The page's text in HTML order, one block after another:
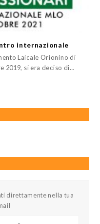
internazionale
Laicale Orionino di
2019, si era deciso di…
direttamente nella tua